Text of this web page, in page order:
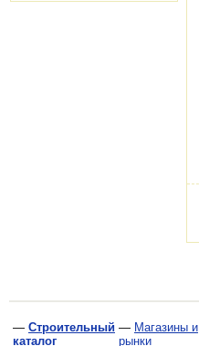
— Строительный
каталог
— Магазины и
рынки